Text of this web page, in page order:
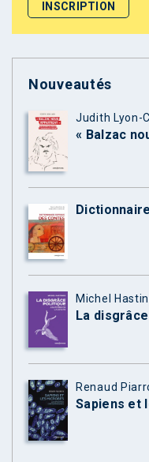
Nouveautés
Judith Lyon-
« Balzac
Michel
La
Renaud
Sapiens et